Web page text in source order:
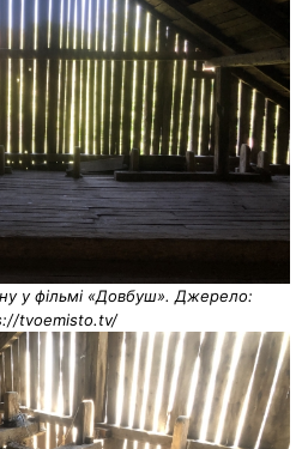
у фільмі «Довбуш». Джерело:
tvoemisto.tv/